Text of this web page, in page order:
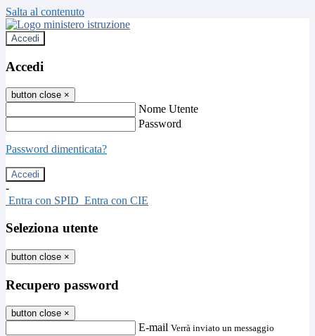
Salta al contenuto
Accedi
Accedi
button close ×
Nome Utente
Password
Password dimenticata?
-
Entra con SPID Entra con CIE
Seleziona utente
button close ×
Recupero password
button close ×
E-mail Verrà inviato un messaggio